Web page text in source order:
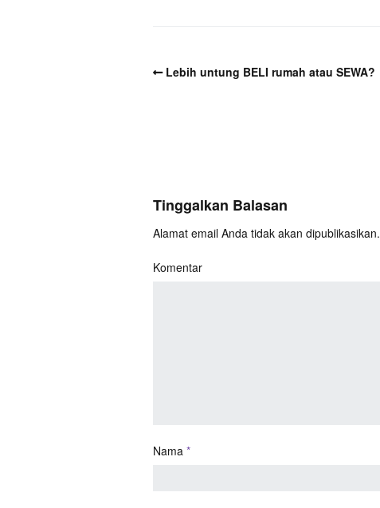
Lebih untung BELI rumah atau SEWA?
Tinggalkan Balasan
Alamat email Anda tidak akan dipublikasikan.
Komentar
Nama *